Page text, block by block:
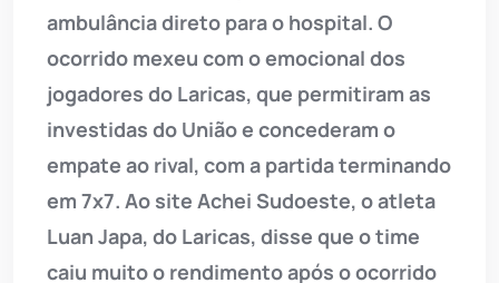
ambulância direto para o hospital. O
ocorrido mexeu com o emocional dos
jogadores do Laricas, que permitiram as
investidas do União e concederam o
empate ao rival, com a partida terminando
em 7x7. Ao site Achei Sudoeste, o atleta
Luan Japa, do Laricas, disse que o time
caiu muito o rendimento após o ocorrido